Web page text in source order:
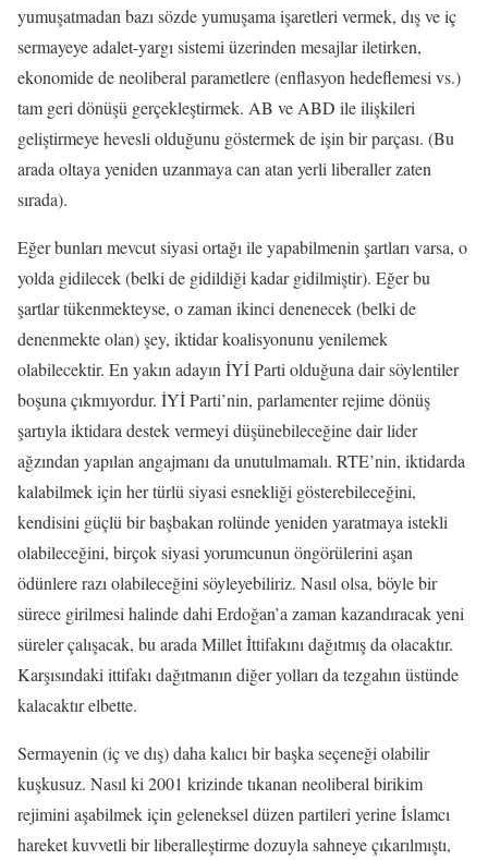
yumuşatmadan bazı sözde yumuşama işaretleri vermek, dış ve iç
sermayeye adalet-yargı sistemi üzerinden mesajlar iletirken,
ekonomide de neoliberal parametlere (enflasyon hedeflemesi vs.)
tam geri dönüşü gerçekleştirmek. AB ve ABD ile ilişkileri
geliştirmeye hevesli olduğunu göstermek de işin bir parçası. (Bu
arada oltaya yeniden uzanmaya can atan yerli liberaller zaten
sırada).
Eğer bunları mevcut siyasi ortağı ile yapabilmenin şartları varsa, o
yolda gidilecek (belki de gidildiği kadar gidilmiştir). Eğer bu
şartlar tükenmekteyse, o zaman ikinci denenecek (belki de
denenmekte olan) şey, iktidar koalisyonunu yenilemek
olabilecektir. En yakın adayın İYİ Parti olduğuna dair söylentiler
boşuna çıkmıyordur. İYİ Parti’nin, parlamenter rejime dönüş
şartıyla iktidara destek vermeyi düşünebileceğine dair lider
ağzından yapılan angajmanı da unutulmamalı. RTE’nin, iktidarda
kalabilmek için her türlü siyasi esnekliği gösterebileceğini,
kendisini güçlü bir başbakan rolünde yeniden yaratmaya istekli
olabileceğini, birçok siyasi yorumcunun öngörülerini aşan
ödünlere razı olabileceğini söyleyebiliriz. Nasıl olsa, böyle bir
sürece girilmesi halinde dahi Erdoğan’a zaman kazandıracak yeni
süreler çalışacak, bu arada Millet İttifakını dağıtmış da olacaktır.
Karşısındaki ittifakı dağıtmanın diğer yolları da tezgahın üstünde
kalacaktır elbette.
Sermayenin (iç ve dış) daha kalıcı bir başka seçeneği olabilir
kuşkusuz. Nasıl ki 2001 krizinde tıkanan neoliberal birikim
rejimini aşabilmek için geleneksel düzen partileri yerine İslamcı
hareket kuvvetli bir liberalleştirme dozuyla sahneye çıkarılmıştı,